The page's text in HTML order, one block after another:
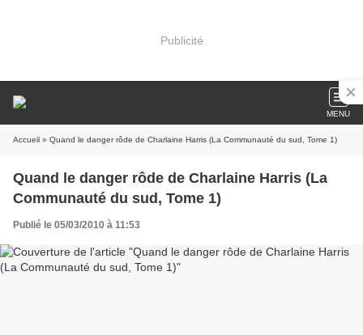
Publicité
MENU
Accueil » Quand le danger rôde de Charlaine Harris (La Communauté du sud, Tome 1)
Quand le danger rôde de Charlaine Harris (La
Communauté du sud, Tome 1)
Publié le 05/03/2010 à 11:53